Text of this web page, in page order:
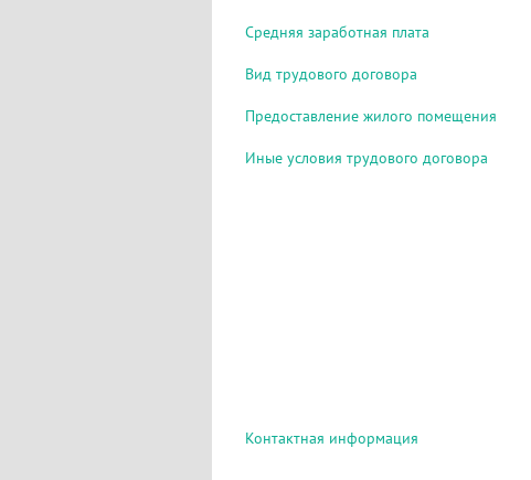
Средняя заработная плата
Вид трудового договора
Предоставление жилого помещения
Иные условия трудового договора
Контактная информация